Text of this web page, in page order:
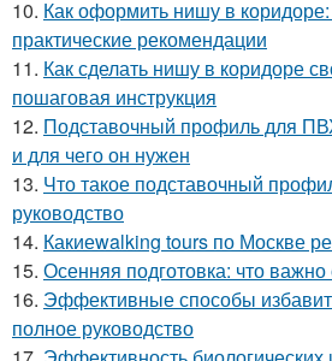
10. Как оформить нишу в
практические рекомендации
11. Как сделать нишу в коридоре
пошаговая инструкция
12. Подставочный профиль для
и для чего он нужен
13. Что такое подставочный
руководство
14. Какиеwalking tours по Москве
15. Осенняя подготовка: что
16. Эффективные способы
полное руководство